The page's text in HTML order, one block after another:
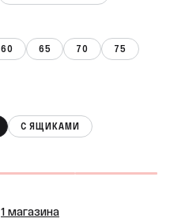
60 65 70
75
С ЯЩИКАМИ
1 магазина